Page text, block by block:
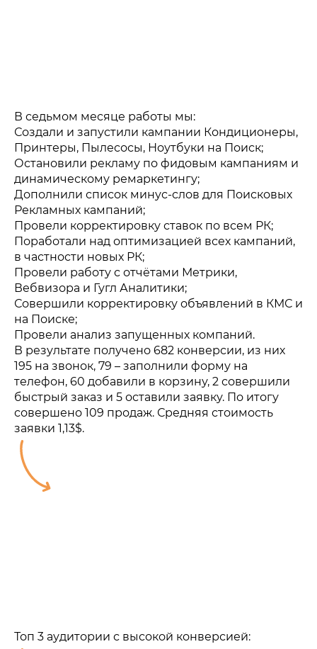
В седьмом месяце работы мы:
Создали и запустили кампании Кондиционеры,
Принтеры, Пылесосы, Ноутбуки на Поиск;
Остановили рекламу по фидовым кампаниям и
динамическому ремаркетингу;
Дополнили список минус-слов для Поисковых
Рекламных кампаний;
Провели корректировку ставок по всем РК;
Поработали над оптимизацией всех кампаний,
в частности новых РК;
Провели работу с отчётами Метрики,
Вебвизора и Гугл Аналитики;
Совершили корректировку объявлений в КМС и
на Поиске;
Провели анализ запущенных компаний.
В результате получено 682 конверсии, из них
195 на звонок, 79 – заполнили форму на
телефон, 60 добавили в корзину, 2 совершили
быстрый заказ и 5 оставили заявку. По итогу
совершено 109 продаж. Средняя стоимость
заявки 1,13$.
Топ 3 аудитории с высокой конверсией: